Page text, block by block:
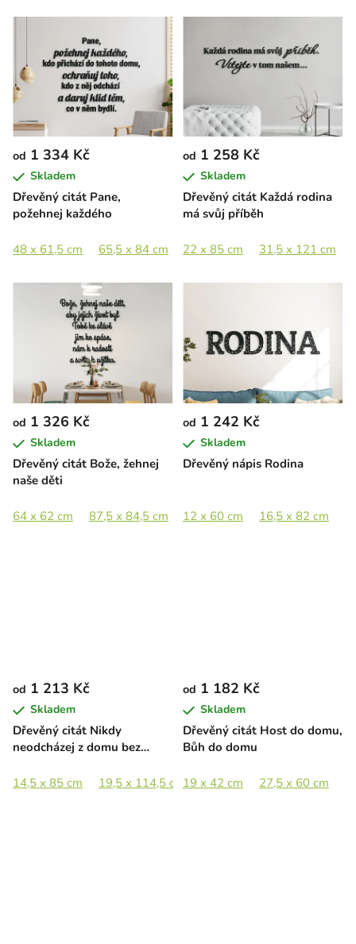
Dřevěný citát Pane,
požehnej každého
od 1 334 Kč
Skladem
48 x 61,5 cm 65,5 x 84 cm
Dřevěný citát Každá rodina
má svůj příběh
od 1 258 Kč
Skladem
22 x 85 cm 31,5 x 121 cm
Dřevěný citát Bože, žehnej
naše děti
od 1 326 Kč
Skladem
64 x 62 cm 87,5 x 84,5 cm
Dřevěný nápis Rodina
od 1 242 Kč
Skladem
12 x 60 cm 16,5 x 82 cm
Dřevěný citát Nikdy
neodcházej z domu bez
od 1 213 Kč
Skladem
14,5 x 85 cm 19,5 x 114,5 cm
Dřevěný citát Host do domu,
Bůh do domu
od 1 182 Kč
Skladem
19 x 42 cm 27,5 x 60 cm